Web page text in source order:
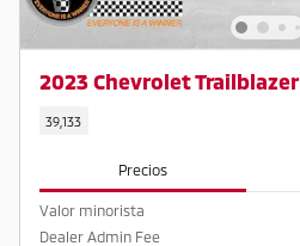
2023 Chevrolet Trailblazer
39,133
Precios
Valor minorista
Dealer Admin Fee